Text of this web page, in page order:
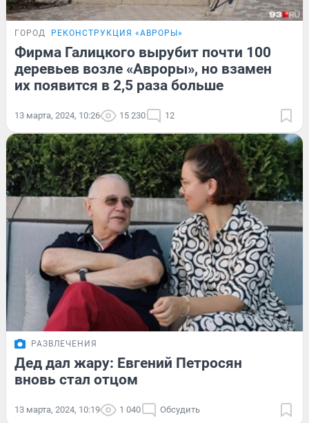
ГОРОД РЕКОНСТРУКЦИЯ «АВРОРЫ»
Фирма Галицкого вырубит почти 100
деревьев возле «Авроры», но взамен
их появится в 2,5 раза больше
13 марта, 2024, 10:26 15 230 12
РАЗВЛЕЧЕНИЯ
Дед дал жару: Евгений Петросян
вновь стал отцом
13 марта, 2024, 10:19 1 040 Обсудить